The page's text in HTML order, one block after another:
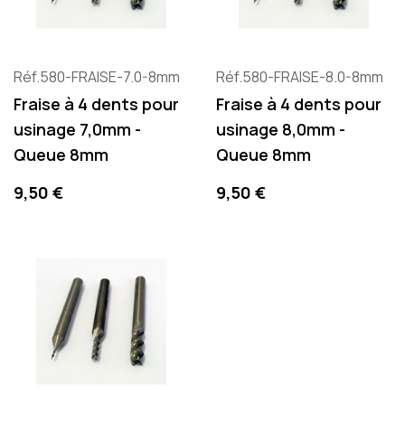
Réf.580-FRAISE-7.0-8mm
Fraise à 4 dents pour
usinage 7,0mm -
Queue 8mm
Preis
9,50 €
Réf.580-FRAISE-8.0-8mm
Fraise à 4 dents pour
usinage 8,0mm -
Queue 8mm
Preis
9,50 €